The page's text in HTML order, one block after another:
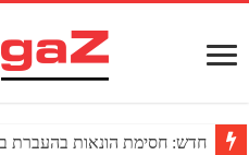
חדש: חסימת הונאות בהעברת